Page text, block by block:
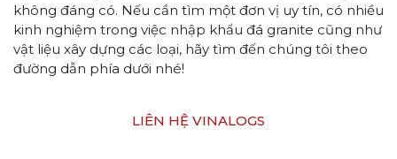
không đáng có. Nếu cần tìm một đơn vị uy tín, có nhiều
kinh nghiệm trong việc nhập khẩu đá granite cũng như
vật liệu xây dựng các loại, hãy tìm đến chúng tôi theo
đường dẫn phía dưới nhé!
LIÊN HỆ VINALOGS